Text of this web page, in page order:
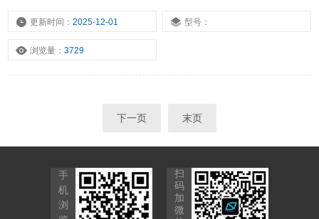
更新时间：2025-12-01 型号：
浏览量：3729
下一页 末页
手
机
浏
扫
码
加
微